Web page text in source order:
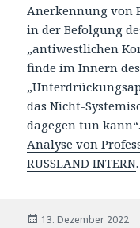
Anerkennung von
in der Befolgung
„antiwestlichen
finde im Innern
das Nicht-
dagegen tun
Analyse von
RUSSLAND INTERN.
Veröffentlicht
13. Dezember 2022